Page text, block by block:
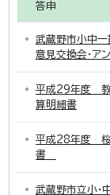
答申
武蔵野市小中
意見交換会・ア
平成29年度 教
算明細書
平成28年度 桜
書
武蔵野市立小